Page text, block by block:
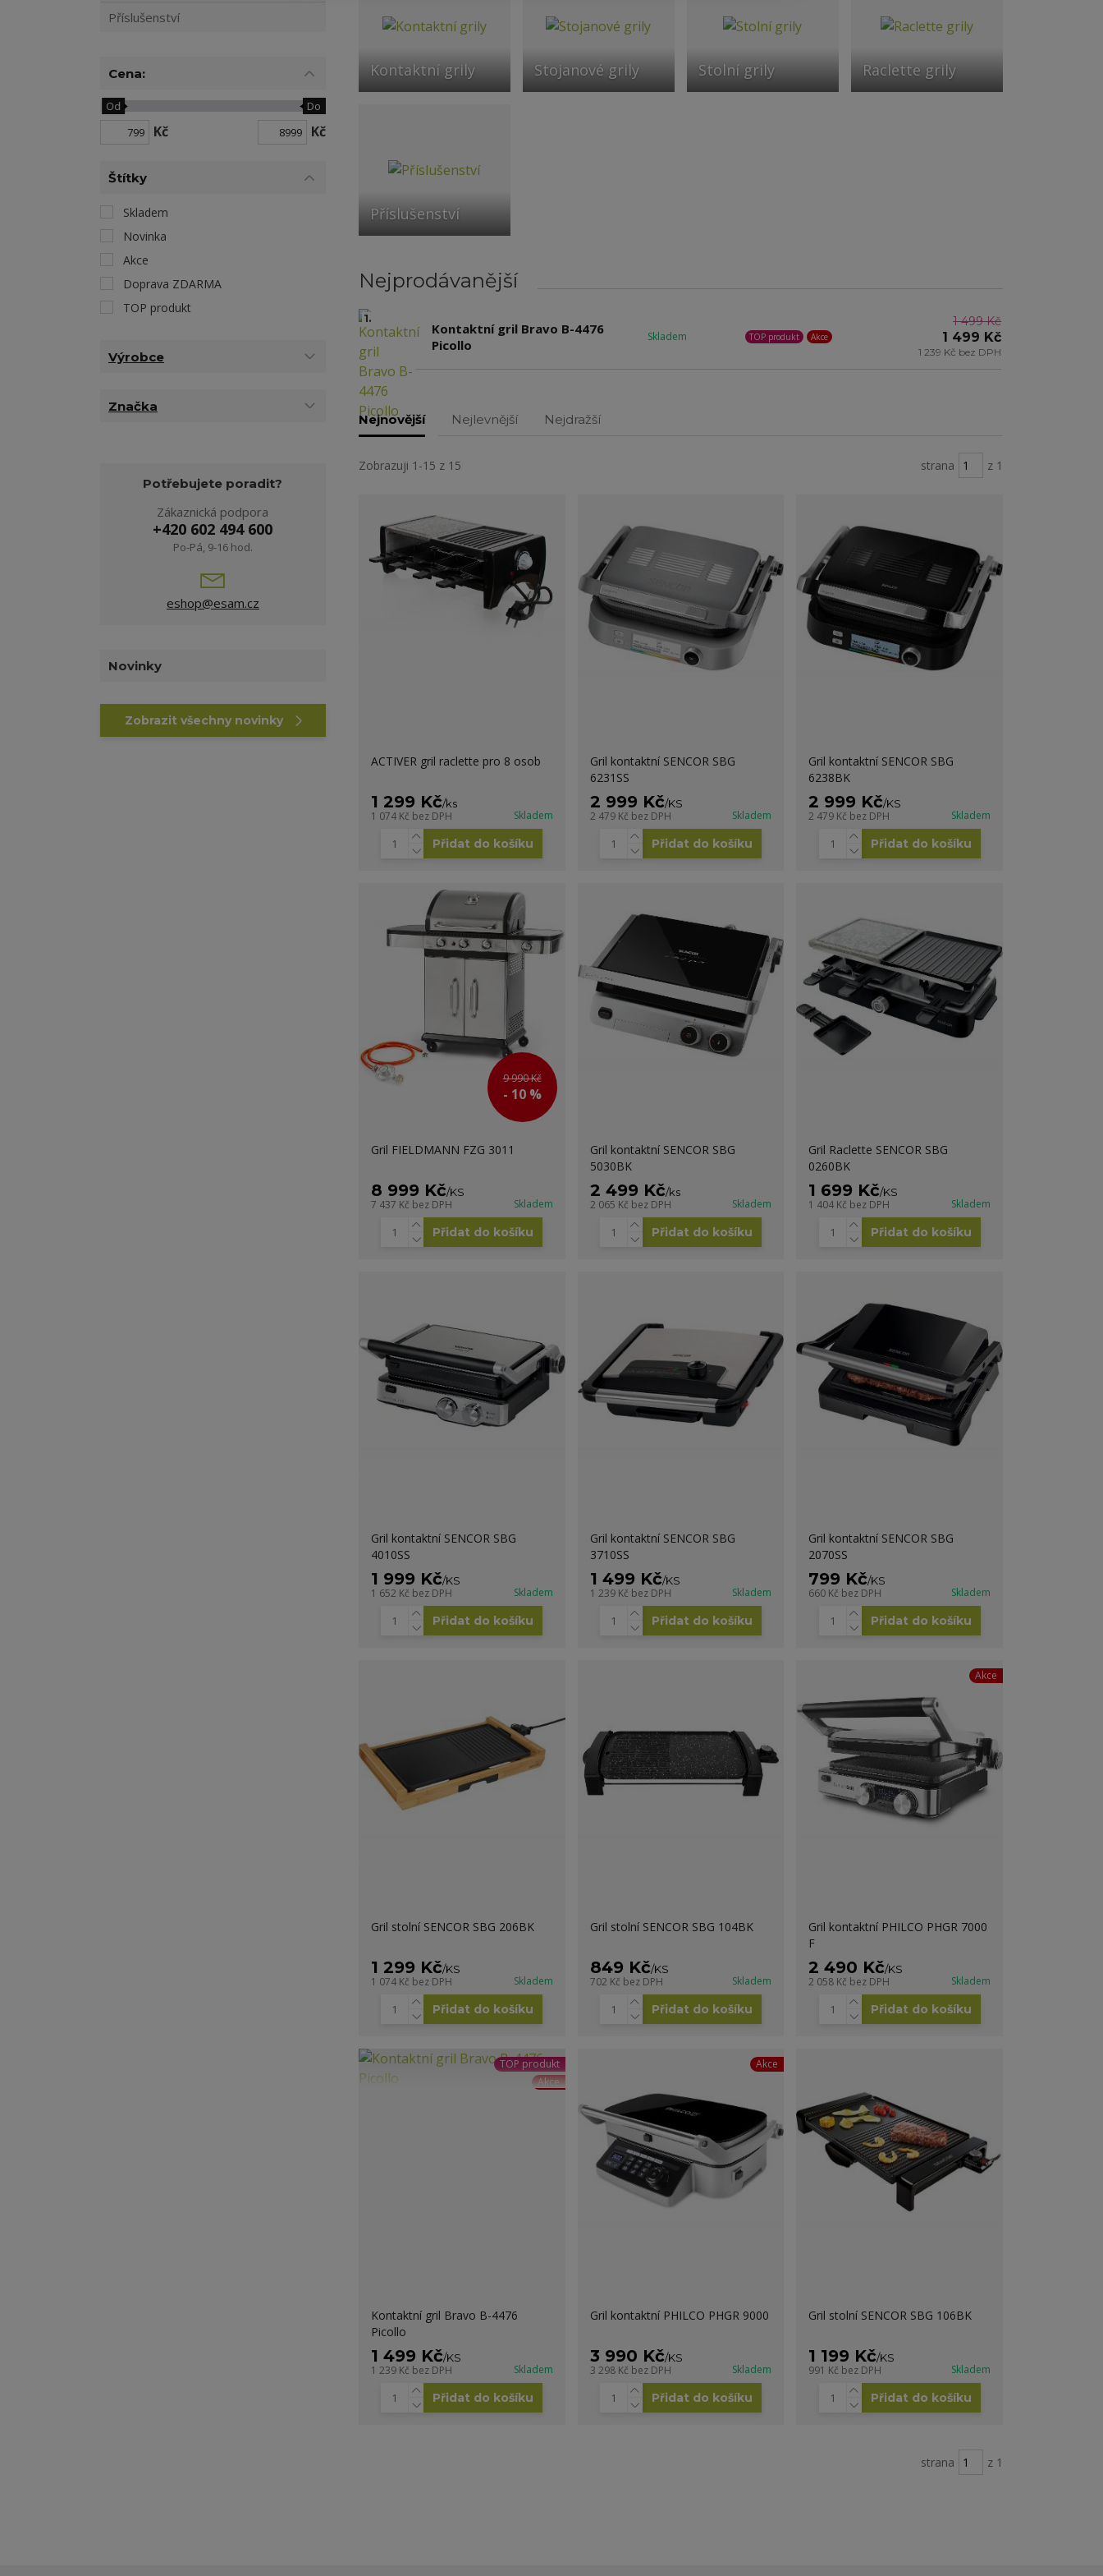
Kontaktní grily Stojanové grily Stolní grily Raclette grily
Příslušenství
Nejprodávanější
1.
Kontaktní gril Bravo B-4476
Picollo
Skladem TOP produkt Akce
1 499 Kč
1 499 Kč
1 239 Kč bez DPH
Nejnovější Nejlevnější Nejdražší
Zobrazuji 1-15 z 15 strana z 1
ACTIVER gril raclette pro 8 osob
1 299 Kč/ks
1 074 Kč bez DPH Skladem
Přidat do košíku
Gril kontaktní SENCOR SBG
6231SS
2 999 Kč/KS
2 479 Kč bez DPH Skladem
Přidat do košíku
Gril kontaktní SENCOR SBG
6238BK
2 999 Kč/KS
2 479 Kč bez DPH Skladem
Přidat do košíku
9 990 Kč
- 10 %
Gril FIELDMANN FZG 3011
8 999 Kč/KS
7 437 Kč bez DPH Skladem
Přidat do košíku
Gril kontaktní SENCOR SBG
5030BK
2 499 Kč/ks
2 065 Kč bez DPH Skladem
Přidat do košíku
Gril Raclette SENCOR SBG
0260BK
1 699 Kč/KS
1 404 Kč bez DPH Skladem
Přidat do košíku
Gril kontaktní SENCOR SBG
4010SS
1 999 Kč/KS
1 652 Kč bez DPH Skladem
Přidat do košíku
Gril kontaktní SENCOR SBG
3710SS
1 499 Kč/KS
1 239 Kč bez DPH Skladem
Přidat do košíku
Gril kontaktní SENCOR SBG
2070SS
799 Kč/KS
660 Kč bez DPH Skladem
Přidat do košíku
Gril stolní SENCOR SBG 206BK
1 299 Kč/KS
1 074 Kč bez DPH Skladem
Přidat do košíku
Gril stolní SENCOR SBG 104BK
849 Kč/KS
702 Kč bez DPH Skladem
Přidat do košíku
Akce
Gril kontaktní PHILCO PHGR 7000
F
2 490 Kč/KS
2 058 Kč bez DPH Skladem
Přidat do košíku
TOP produkt
Akce
Kontaktní gril Bravo B-4476
Picollo
1 499 Kč/KS
1 239 Kč bez DPH Skladem
Přidat do košíku
Akce
Gril kontaktní PHILCO PHGR 9000
3 990 Kč/KS
3 298 Kč bez DPH Skladem
Přidat do košíku
Gril stolní SENCOR SBG 106BK
1 199 Kč/KS
991 Kč bez DPH Skladem
Přidat do košíku
strana z 1
Příslušenství
Cena:
Kč
Od Do
Kč
Štítky
Skladem
Novinka
Akce
Doprava ZDARMA
TOP produkt
Výrobce
Značka
Potřebujete poradit?
Zákaznická podpora
+420 602 494 600
Po-Pá, 9-16 hod.
eshop@esam.cz
Novinky
Zobrazit všechny novinky